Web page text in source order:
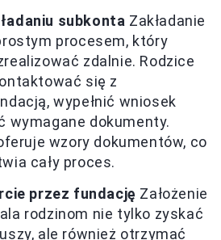
subkonta Zakładanie
procesem, który
zdalnie. Rodzice
się z
wypełnić wniosek
wymagane dokumenty.
wzory dokumentów, co
cały proces.
przez fundację Założenie
rodzinom nie tylko zyskać
ale również otrzymać